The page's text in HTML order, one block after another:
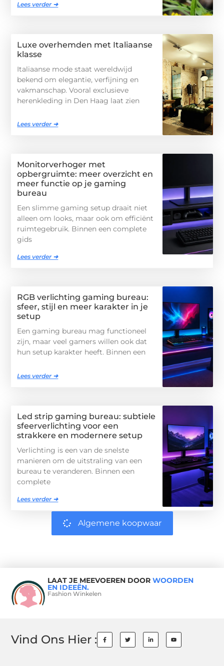
Lees verder ➜
Luxe overhemden met Italiaanse
klasse
Italiaanse mode staat wereldwijd
bekend om elegantie, verfijning en
vakmanschap. Vooral exclusieve
herenkleding in Den Haag laat zien
Lees verder ➜
Monitorverhoger met
opbergruimte: meer overzicht en
meer functie op je gaming
bureau
Een slimme gaming setup draait niet
alleen om looks, maar ook om efficiënt
ruimtegebruik. Binnen een complete
gids
Lees verder ➜
RGB verlichting gaming bureau:
sfeer, stijl en meer karakter in je
setup
Een gaming bureau mag functioneel
zijn, maar veel gamers willen ook dat
hun setup karakter heeft. Binnen een
Lees verder ➜
Led strip gaming bureau: subtiele
sfeerverlichting voor een
strakkere en modernere setup
Verlichting is een van de snelste
manieren om de uitstraling van een
bureau te veranderen. Binnen een
complete
Lees verder ➜
Algemene koopwaar
LAAT JE MEEVOEREN DOOR WOORDEN
EN IDEEËN.
Fashion Winkelen
Vind Ons Hier :